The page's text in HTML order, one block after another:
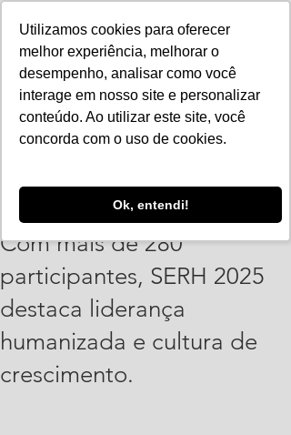
Utilizamos cookies para oferecer
melhor experiência, melhorar o
desempenho, analisar como você
interage em nosso site e personalizar
conteúdo. Ao utilizar este site, você
concorda com o uso de cookies.
Ok, entendi!
Com mais de 280
participantes, SERH 2025
destaca liderança
humanizada e cultura de
crescimento.
Vinicius Leonardo